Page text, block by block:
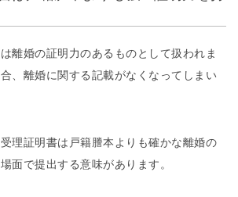
離婚の証明力のあるものとして扱われま
、離婚に関する記載がなくなってしまい
理証明書は戸籍謄本よりも確かな離婚の
面で提出する意味があります。